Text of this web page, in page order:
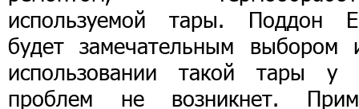
используемой тары. Поддон
будет замечательным выбором
использовании такой тары у
проблем не возникнет.